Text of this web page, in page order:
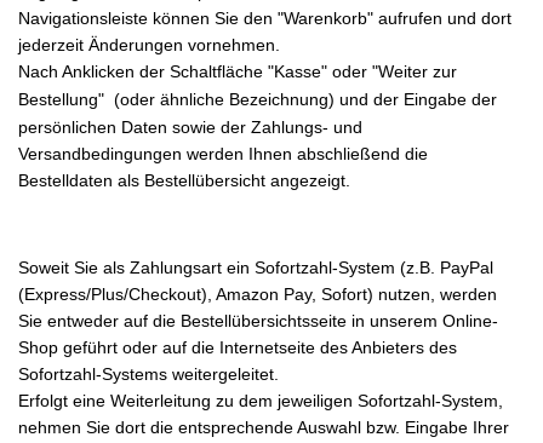
Navigationsleiste können Sie den "Warenkorb" aufrufen und dort
jederzeit Änderungen vornehmen.
Nach Anklicken der Schaltfläche "Kasse" oder "Weiter zur
Bestellung" (oder ähnliche Bezeichnung) und der Eingabe der
persönlichen Daten sowie der Zahlungs- und
Versandbedingungen werden Ihnen abschließend die
Bestelldaten als Bestellübersicht angezeigt.
Soweit Sie als Zahlungsart ein Sofortzahl-System (z.B. PayPal
(Express/Plus/Checkout), Amazon Pay, Sofort) nutzen, werden
Sie entweder auf die Bestellübersichtsseite in unserem Online-
Shop geführt oder auf die Internetseite des Anbieters des
Sofortzahl-Systems weitergeleitet.
Erfolgt eine Weiterleitung zu dem jeweiligen Sofortzahl-System,
nehmen Sie dort die entsprechende Auswahl bzw. Eingabe Ihrer